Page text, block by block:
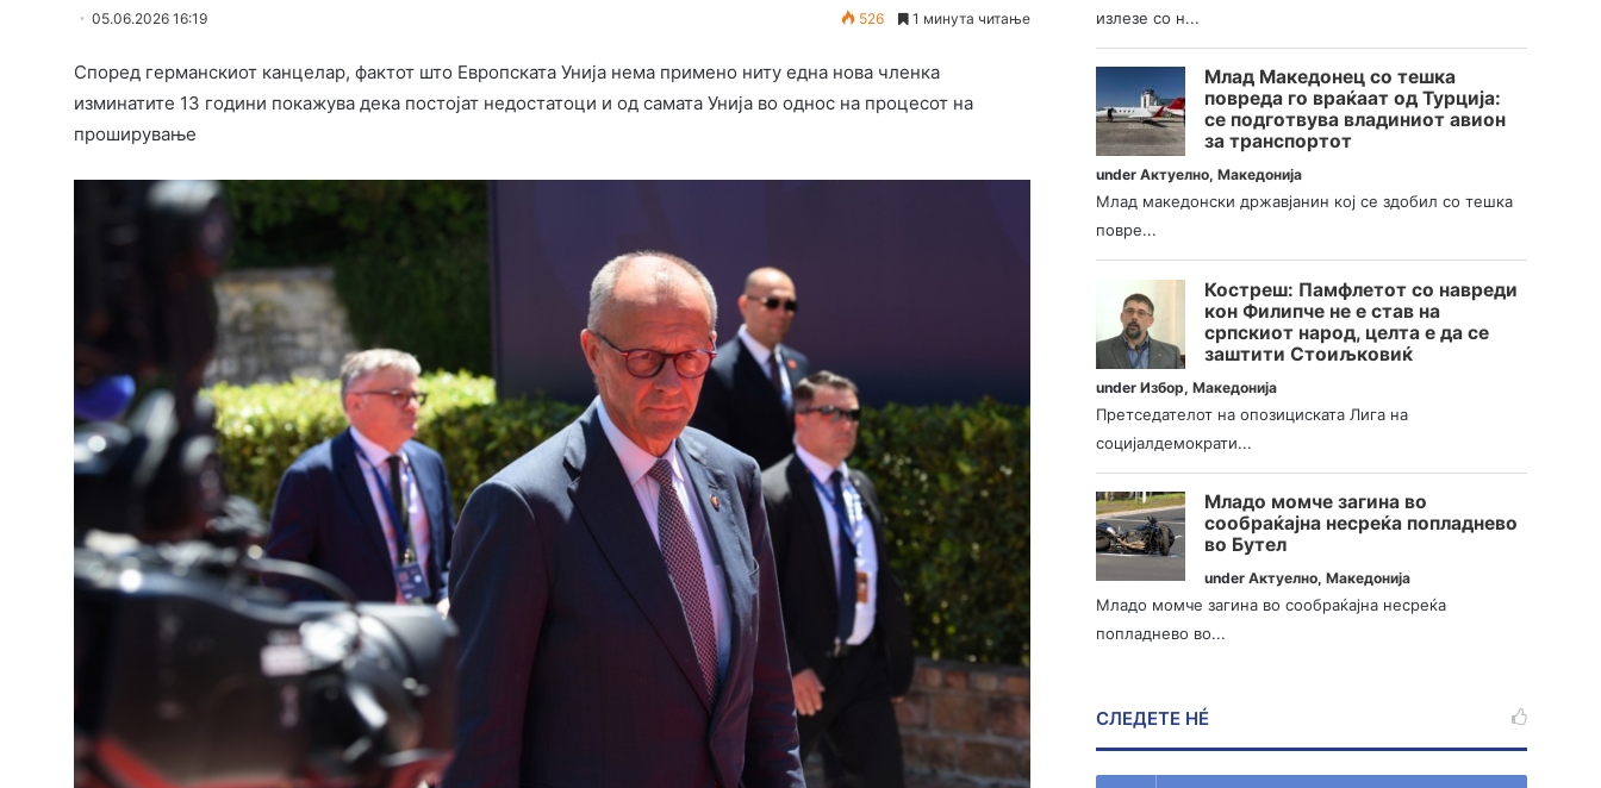
05.06.2026 16:19 526 1 минута читање
Според германскиот канцелар, фактот што Европската Унија нема примено ниту една нова членка
изминатите 13 години покажува дека постојат недостатоци и од самата Унија во однос на процесот на
проширување
излезе со н...
Млад Македонец со тешка
повреда го враќаат од Турција:
се подготвува владиниот авион
за транспортот
underАктуелно,Македонија
Млад македонски државјанин кој се здобил со тешка
повре...
Костреш: Памфлетот со навреди
кон Филипче не е став на
српскиот народ, целта е да се
заштити Стоиљковиќ
underИзбор,Македонија
Претседателот на опозициската Лига на
социјалдемократи...
Младо момче загина во
сообраќајна несреќа попладнево
во Бутел
underАктуелно,Македонија
Младо момче загина во сообраќајна несреќа
попладнево во...
СЛЕДЕТЕ НÉ